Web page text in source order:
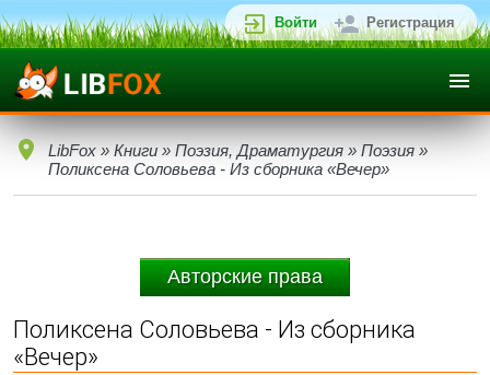
Войти Регистрация
LibFox » Книги » Поэзия, Драматургия » Поэзия »
Поликсена Соловьева - Из сборника «Вечер»
Авторские права
Поликсена Соловьева - Из сборника
«Вечер»